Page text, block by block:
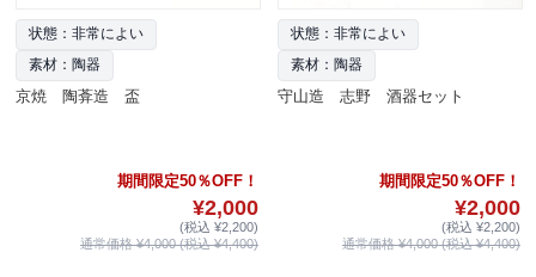
状態：非常によい
素材：陶器
京焼 陶葊造 盃
期間限定50％OFF！
¥2,000
(税込 ¥2,200)
通常価格 ¥4,000 (税込 ¥4,400)
状態：非常によい
素材：陶器
守山造 志野 酒器セット
期間限定50％OFF！
¥2,000
(税込 ¥2,200)
通常価格 ¥4,000 (税込 ¥4,400)